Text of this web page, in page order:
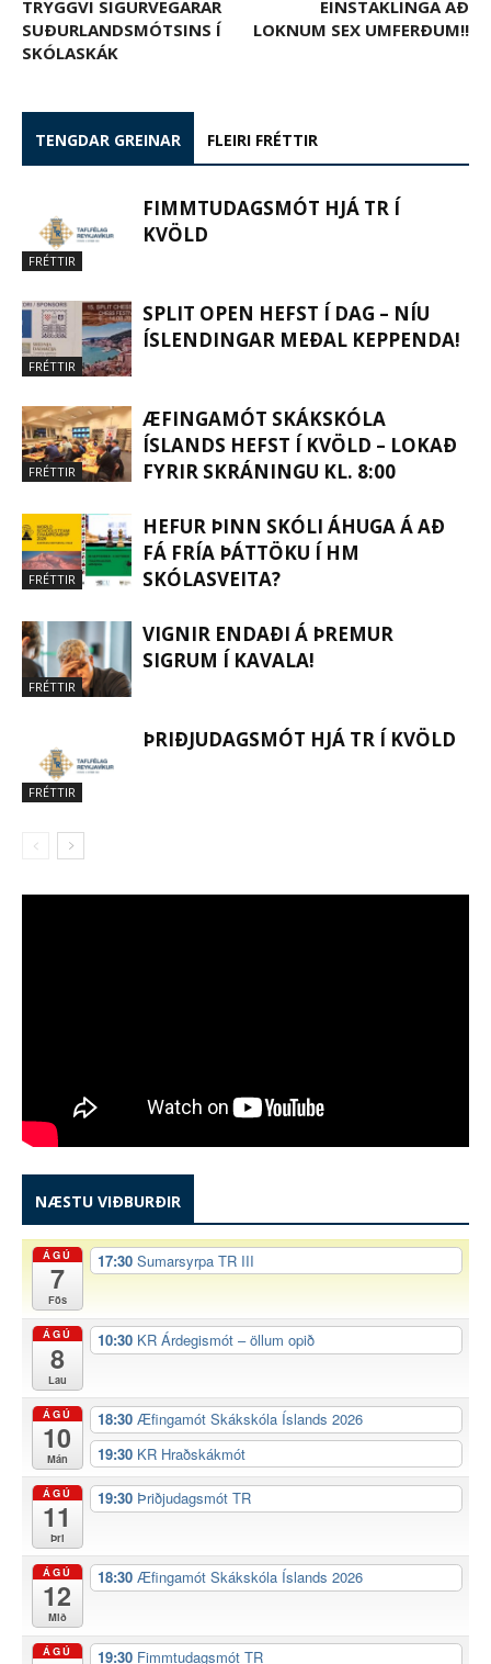
TRYGGVI SIGURVEGARAR
SUÐURLANDSMÓTSINS Í
SKÓLASKÁK
EINSTAKLINGA AÐ
LOKNUM SEX UMFERÐUM!!
TENGDAR GREINAR FLEIRI FRÉTTIR
FRÉTTIR
FIMMTUDAGSMÓT HJÁ TR Í
KVÖLD
FRÉTTIR
SPLIT OPEN HEFST Í DAG – NÍU
ÍSLENDINGAR MEÐAL KEPPENDA!
FRÉTTIR
ÆFINGAMÓT SKÁKSKÓLA
ÍSLANDS HEFST Í KVÖLD – LOKAÐ
FYRIR SKRÁNINGU KL. 8:00
FRÉTTIR
HEFUR ÞINN SKÓLI ÁHUGA Á AÐ
FÁ FRÍA ÞÁTTÖKU Í HM
SKÓLASVEITA?
FRÉTTIR
VIGNIR ENDAÐI Á ÞREMUR
SIGRUM Í KAVALA!
FRÉTTIR
ÞRIÐJUDAGSMÓT HJÁ TR Í KVÖLD
NÆSTU VIÐBURÐIR
ÁGÚ
7
Fös
17:30 Sumarsyrpa TR III
ÁGÚ
8
Lau
10:30 KR Árdegismót – öllum opið
ÁGÚ
10
Mán
18:30 Æfingamót Skákskóla Íslands 2026
19:30 KR Hraðskákmót
ÁGÚ
11
Þri
19:30 Þriðjudagsmót TR
ÁGÚ
12
Mið
18:30 Æfingamót Skákskóla Íslands 2026
ÁGÚ 19:30 Fimmtudagsmót TR